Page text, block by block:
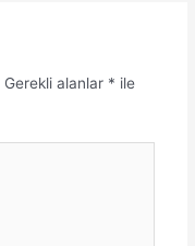
Gerekli alanlar * ile